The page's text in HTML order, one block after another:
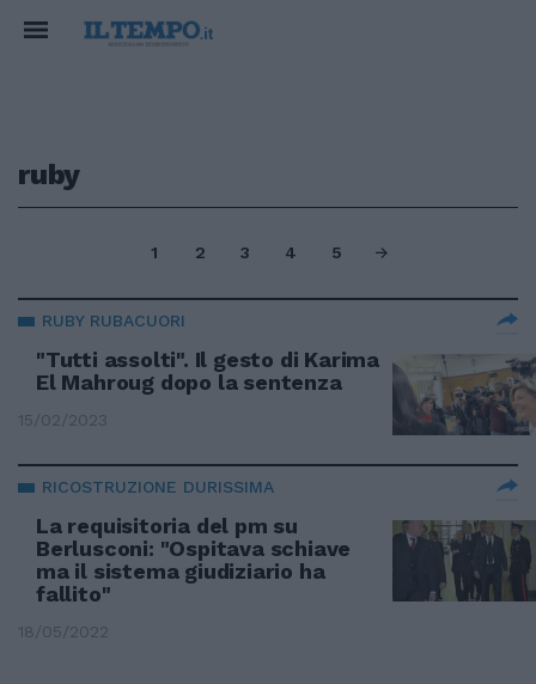
ruby
1 2 3 4 5
RUBY RUBACUORI
"Tutti assolti". Il gesto di Karima
El Mahroug dopo la sentenza
15/02/2023
RICOSTRUZIONE DURISSIMA
La requisitoria del pm su
Berlusconi: "Ospitava schiave
ma il sistema giudiziario ha
fallito"
18/05/2022